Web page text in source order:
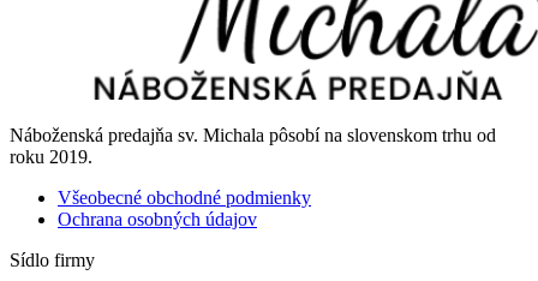
Náboženská predajňa sv. Michala pôsobí na slovenskom trhu od
roku 2019.
Všeobecné obchodné podmienky
Ochrana osobných údajov
Sídlo firmy